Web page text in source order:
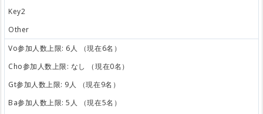
Key2
Other
Vo参加人数上限: 6人 （現在6名）
Cho参加人数上限: なし （現在0名）
Gt参加人数上限: 9人 （現在9名）
Ba参加人数上限: 5人 （現在5名）